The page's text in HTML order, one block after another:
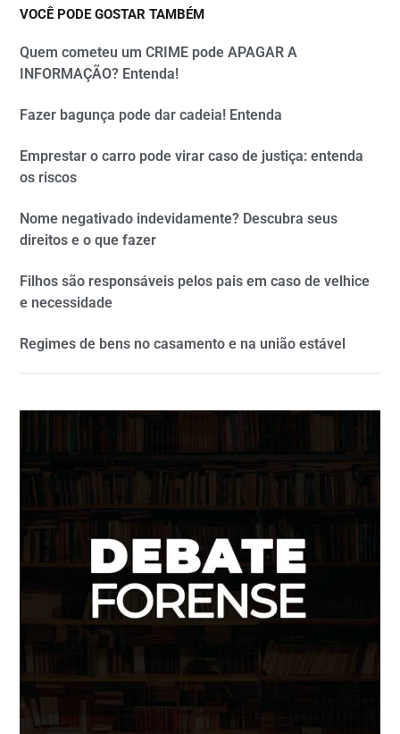
VOCÊ PODE GOSTAR TAMBÉM
Quem cometeu um CRIME pode APAGAR A
INFORMAÇÃO? Entenda!
Fazer bagunça pode dar cadeia! Entenda
Emprestar o carro pode virar caso de justiça: entenda
os riscos
Nome negativado indevidamente? Descubra seus
direitos e o que fazer
Filhos são responsáveis pelos pais em caso de velhice
e necessidade
Regimes de bens no casamento e na união estável